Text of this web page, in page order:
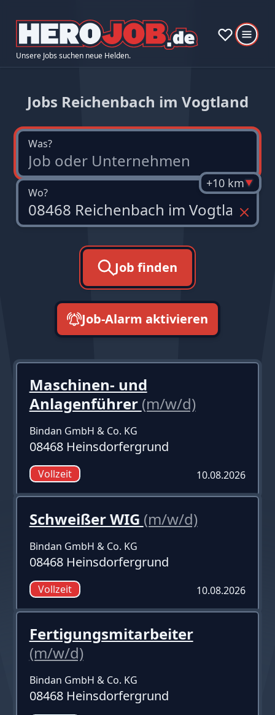
Unsere Jobs suchen neue Helden.
Jobs Reichenbach im Vogtland
Was?
Wo?
+10 km
Job finden
Job-Alarm aktivieren
Maschinen- und
Anlagenführer (m/w/d)
Bindan GmbH & Co. KG
08468 Heinsdorfergrund
Vollzeit 10.08.2026
Schweißer WIG (m/w/d)
Bindan GmbH & Co. KG
08468 Heinsdorfergrund
Vollzeit 10.08.2026
Fertigungsmitarbeiter
(m/w/d)
Bindan GmbH & Co. KG
08468 Heinsdorfergrund